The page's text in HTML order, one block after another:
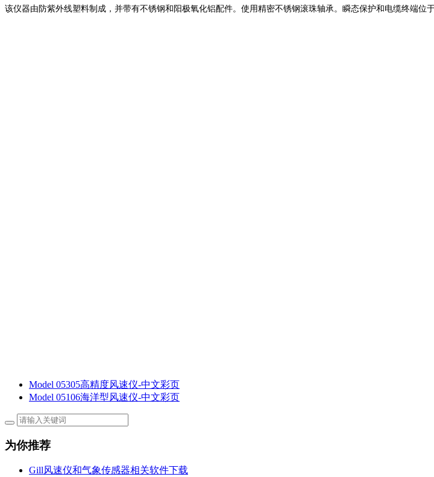
该仪器由防紫外线塑料制成，并带有不锈钢和阳极氧化铝配件。使用精密不锈钢滚珠轴承。瞬态保护和电缆终端位
Model 05305高精度风速仪-中文彩页
Model 05106海洋型风速仪-中文彩页
为你推荐
Gill风速仪和气象传感器相关软件下载